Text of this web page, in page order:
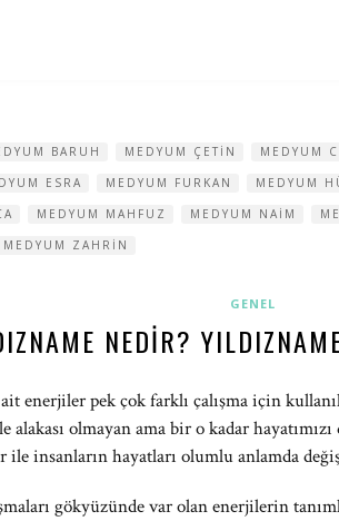
BARUH MEDYUM ÇETIN
MEDYUM
ESRA MEDYUM FURKAN
MEDYUM
MEDYUM MAHFUZ MEDYUM NAIM
MEDYUM ZAHRIN
GENEL
NEDIR?
enerjiler pek çok farklı çalışma için
alakası olmayan ama bir o kadar
ile insanların hayatları olumlu anlamda
gökyüzünde var olan enerjilerin